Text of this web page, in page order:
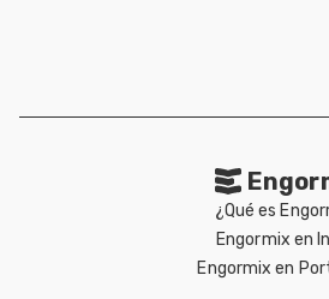
¿Qué es
Engormix en
Engormix en